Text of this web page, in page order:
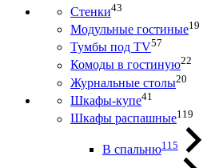
Стенки43
Модульные гостиные19
Тумбы под ТV57
Комоды в гостиную22
Журнальные столы20
Шкафы-купе41
Шкафы распашные119
В спальню115